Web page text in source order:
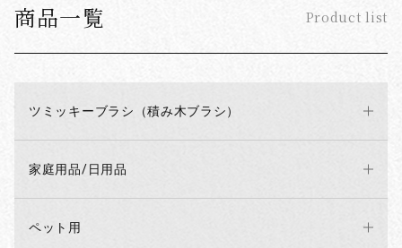
商品一覧 Product list
ツミッキーブラシ（積み木ブラシ）
家庭用品/日用品
ペット用